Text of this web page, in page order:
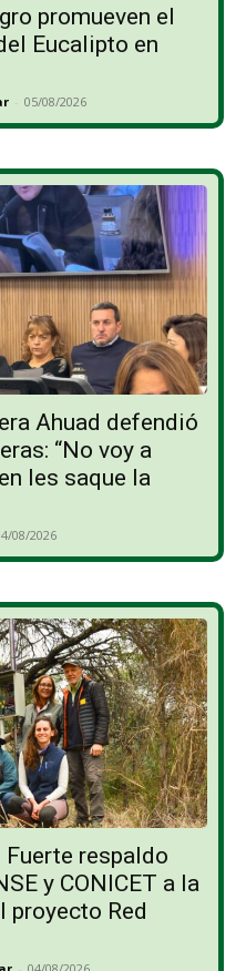
promueven el
Eucalipto en
- 05/08/2026
Ahuad defendió
“No voy a
les saque la
08/2026
respaldo
y CONICET a la
proyecto Red